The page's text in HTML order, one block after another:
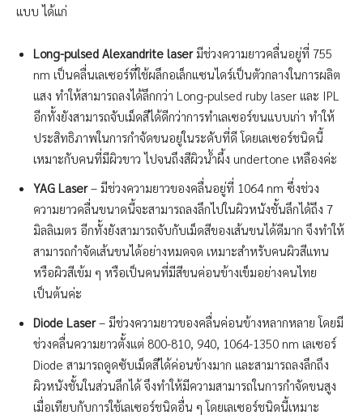
แบบ ได้แก่
Long-pulsed Alexandrite laserมีช่วงความยาวคลื่นอยู่ที่ 755
nm เป็นคลื่นเลเซอร์ที่ใช้ผลึกอเล็กแซนไดร์เป็นตัวกลางในการผลิต
แสง ทำให้สามารถลงได้ลึกกว่า Long-pulsed ruby laser และ IPL
อีกทั้งยังสามารถจับเม็ดสีได้ดีกว่าการทำเลเซอร์ขนแบบเก่า ทำให้
ประสิทธิภาพในการกำจัดขนอยู่ในระดับที่ดี โดยเลเซอร์ชนิดนี้
เหมาะกับคนที่มีผิวขาว ไปจนถึงสีผิวน้ำผึ้ง undertone เหลืองค่ะ
YAG Laser– มีช่วงความยาวของคลื่นอยู่ที่ 1064 nm ซึ่งช่วง
ความยาวคลื่นขนาดนี้จะสามารถลงลึกไปในผิวหนังชั้นลึกได้ถึง 7
มิลลิเมตร อีกทั้งยังสามารถจับกับเม็ดสีของเส้นขนได้ดีมาก จึงทำให้
สามารถกำจัดเส้นขนได้อย่างหมดจด เหมาะสำหรับคนผิวสีแทน
หรือผิวสีเข้ม ๆ หรือเป็นคนที่มีสีขนค่อนข้างเข็มอย่างคนไทย
เป็นต้นค่ะ
Diode Laser– มีช่วงความยาวของคลื่นค่อนข้างหลากหลาย โดยมี
ช่วงคลื่นความยาวตั้งแต่ 800-810, 940, 1064-1350 nm เลเซอร์
Diode สามารถดูดซับเม็ดสีได้ค่อนข้างมาก และสามารถลงลึกถึง
ผิวหนังชั้นในส่วนลึกได้ จึงทำให้มีความสามารถในการกำจัดขนสูง
เมื่อเทียบกับการใช้เลเซอร์ชนิดอื่น ๆ โดยเลเซอร์ชนิดนี้เหมาะ